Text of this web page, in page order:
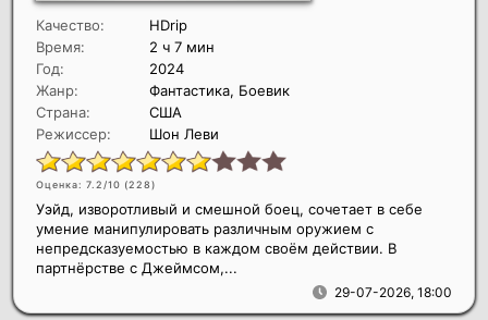
Качество:
HDrip
Время:
2 ч 7 мин
Год:
2024
Жанр:
Фантастика, Боевик
Страна:
США
Режиссер:
Шон Леви
Оценка: 7.2/10 (228)
29-07-2026, 18:00
Уэйд, изворотливый и смешной боец, сочетает в себе
умение манипулировать различным оружием с
непредсказуемостью в каждом своём действии. В
партнёрстве с Джеймсом,...